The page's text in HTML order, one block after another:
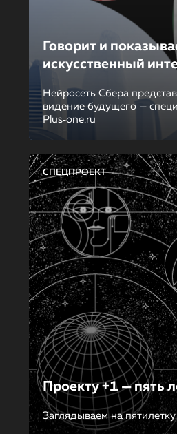
Говорит и
искусственный
Нейросеть Сбера
видение будущего —
Plus‑one.ru
СПЕЦПРОЕКТ
Проекту +1 — пять
Заглядываем на